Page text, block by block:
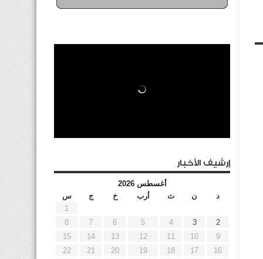
إرشيف الأخبار
أغسطس 2026
د
ن ث أرب خ ج
س
1
2
3
4
5
6
7
8
9
10
11
12
13
14
15
16
17
18
19
20
21
22